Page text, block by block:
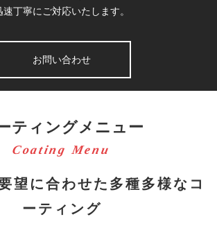
速丁寧にご対応いたします。
お問い合わせ
ティングメニュー
望に合わせた 多種多様なコ
ーティング